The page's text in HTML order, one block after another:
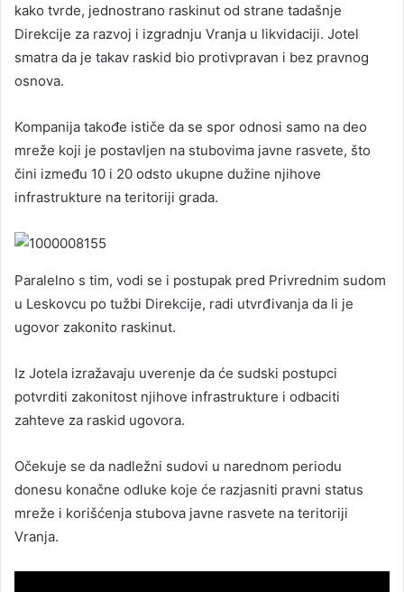
kako tvrde, jednostrano raskinut od strane tadašnje
Direkcije za razvoj i izgradnju Vranja u likvidaciji. Jotel
smatra da je takav raskid bio protivpravan i bez pravnog
osnova.
Kompanija takođe ističe da se spor odnosi samo na deo
mreže koji je postavljen na stubovima javne rasvete, što
čini između 10 i 20 odsto ukupne dužine njihove
infrastrukture na teritoriji grada.
Paralelno s tim, vodi se i postupak pred Privrednim sudom
u Leskovcu po tužbi Direkcije, radi utvrđivanja da li je
ugovor zakonito raskinut.
Iz Jotela izražavaju uverenje da će sudski postupci
potvrditi zakonitost njihove infrastrukture i odbaciti
zahteve za raskid ugovora.
Očekuje se da nadležni sudovi u narednom periodu
donesu konačne odluke koje će razjasniti pravni status
mreže i korišćenja stubova javne rasvete na teritoriji
Vranja.